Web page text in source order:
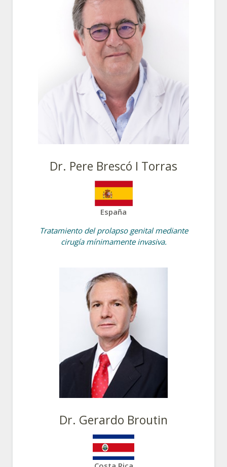
Dr. Pere Brescó I Torras
España
Tratamiento del prolapso genital mediante
cirugía mínimamente invasiva.
Dr. Gerardo Broutin